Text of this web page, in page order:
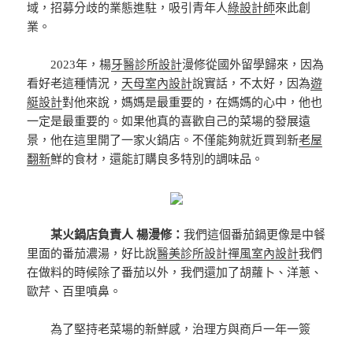
域，招募分歧的業態進駐，吸引青年人綠設計師來此創
業。
2023年，楊牙醫診所設計漫修從國外留學歸來，因為
看好老這種情況， 天母室內設計說實話，不太好，因為遊
艇設計對他來說，媽媽是最重要的，在媽媽的心中，他也
一定是最重要的。如果他真的喜歡自己的菜場的發展遠
景，他在這里開了一家火鍋店。不僅能夠就近買到新老屋
翻新鮮的食材，還能訂購良多特別的調味品。
某火鍋店負責人 楊漫修：我們這個番茄鍋更像是中餐
里面的番茄濃湯，好比說醫美診所設計禪風室內設計我們
在做料的時候除了番茄以外，我們還加了胡蘿卜、洋蔥、
歐芹、百里噴鼻。
為了堅持老菜場的新鮮感，治理方與商戶一年一簽